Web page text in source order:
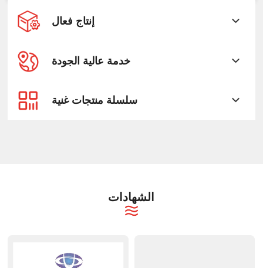
إنتاج فعال
خدمة عالية الجودة
سلسلة منتجات غنية
الشهادات